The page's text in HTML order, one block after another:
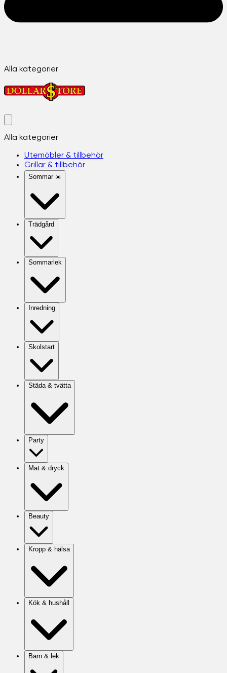
Alla kategorier
Alla kategorier
Utemöbler & tillbehör
Grillar & tillbehör
Sommar ☀️
Trädgård
Sommarlek
Inredning
Skolstart
Städa & tvätta
Party
Mat & dryck
Beauty
Kropp & hälsa
Kök & hushåll
Barn & lek